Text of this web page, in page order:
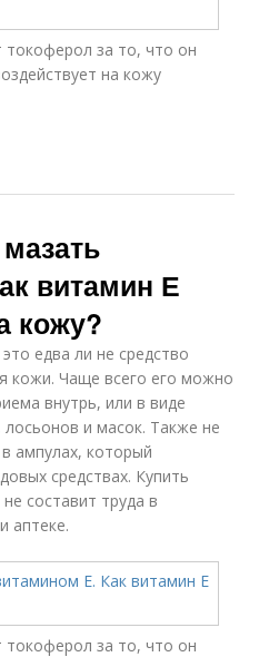
за то, что он
на кожу
витамин Е
кожу?
едва ли не средство
кожи. Чаще всего его можно
внутрь, или в виде
и масок. Также не
ампулах, который
средствах. Купить
составит труда в
аптеке.
за то, что он